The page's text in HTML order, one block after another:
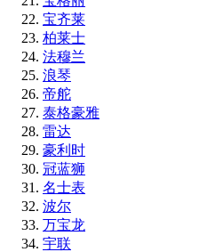
宝齐莱
柏莱士
法穆兰
浪琴
帝舵
泰格豪雅
雷达
豪利时
冠蓝狮
名士表
波尔
万宝龙
宇联